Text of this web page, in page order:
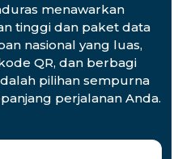
menawarkan
tinggi dan paket data
nasional yang luas,
QR, dan berbagi
pilihan sempurna
perjalanan Anda.